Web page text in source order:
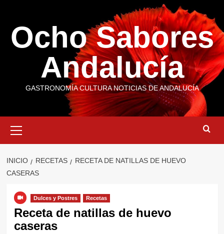
contenido
Ocho Sabores
Andalucía
GASTRONOMÍA CULTURA NOTICIAS DE ANDALUCÍA
primario
INICIO RECETAS
RECETA DE NATILLAS DE HUEVO
CASERAS
Dulces y Postres Recetas
Receta de natillas de huevo
caseras